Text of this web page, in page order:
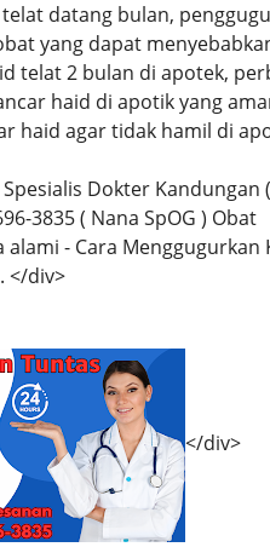
datang bulan,
yang dapat
telat 2 bulan di apotek,
haid di apotik yang
haid agar tidak hamil di
Dokter Kandungan
3835 ( Nana SpOG ) Obat
alami - Cara Menggugurkan
</div>
</div>